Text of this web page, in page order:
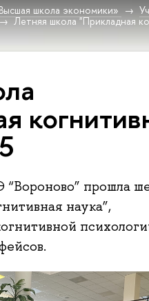
школа экономики»
Летняя школа "Прикладная
прошла
наука”,